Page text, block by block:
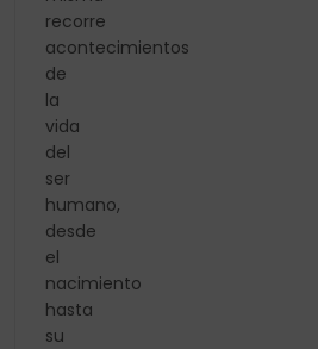
recorre
acontecimientos
de
la
vida
del
ser
humano,
desde
el
nacimiento
hasta
su